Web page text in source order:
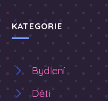
KATEGORIE
Bydlení
Děti